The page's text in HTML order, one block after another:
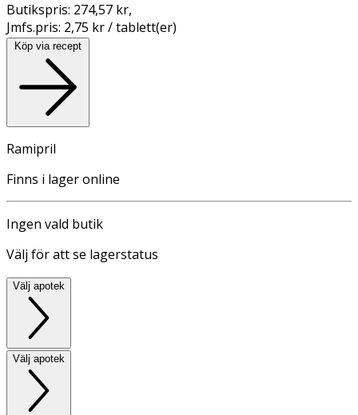
Butikspris: 274,57 kr,
Jmfs.pris: 2,75 kr / tablett(er)
Köp via recept
Ramipril
Finns i lager online
Ingen vald butik
Välj för att se lagerstatus
Välj apotek
Välj apotek